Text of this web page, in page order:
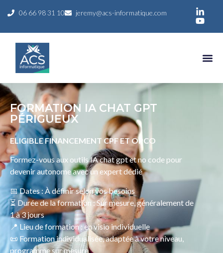
06 66 98 31 10 jeremy@acs-informatique.com
FORMATION IA CHAT GPT
PÉRIGUEUX
ELIGIBLE FINANCEMENT CPF ET OPCO
Formez-vous aux outils IA chat gpt et no code pour
devenir autonome avec un expert dédié
📅 Dates : À définir selon vos besoins
⏳ Durée de la formation : Sur mesure, généralement de
1 à 3 jours
📍 Lieu de formation : en visio individuelle
📜 Formation individualisée, adaptée à votre niveau,
programme sur mesure